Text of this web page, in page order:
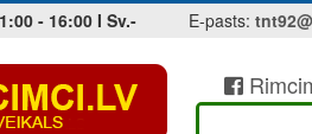
- 16:00 I Sv.- E-pasts: